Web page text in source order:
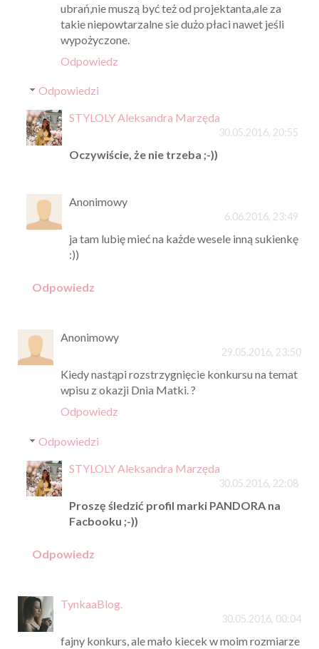
ubrań,nie muszą być też od projektanta,ale za
takie niepowtarzalne sie dużo płaci nawet jeśli
wypożyczone.
Odpowiedz
Odpowiedzi
STYLOLY Aleksandra Marzęda
30.05.2016, 20:55
Oczywiście, że nie trzeba ;-))
Anonimowy
6.06.2016, 23:49
ja tam lubię mieć na każde wesele inną sukienkę
:))
Odpowiedz
Anonimowy
29.05.2016, 23:50
Kiedy nastąpi rozstrzygnięcie konkursu na temat
wpisu z okazji Dnia Matki. ?
Odpowiedz
Odpowiedzi
STYLOLY Aleksandra Marzęda
30.05.2016, 22:08
Proszę śledzić profil marki PANDORA na
Facbooku ;-))
Odpowiedz
TynkaaBlog.
30.05.2016, 00:04
fajny konkurs, ale mało kiecek w moim rozmiarze